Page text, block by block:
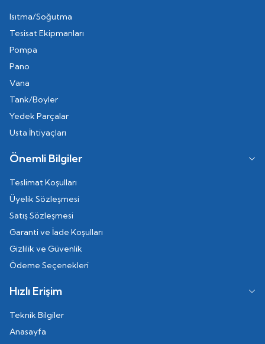
Isıtma/Soğutma
Tesisat Ekipmanları
Pompa
Pano
Vana
Tank/Boyler
Yedek Parçalar
Usta İhtiyaçları
Önemli Bilgiler
Teslimat Koşulları
Üyelik Sözleşmesi
Satış Sözleşmesi
Garanti ve İade Koşulları
Gizlilik ve Güvenlik
Ödeme Seçenekleri
Hızlı Erişim
Teknik Bilgiler
Anasayfa